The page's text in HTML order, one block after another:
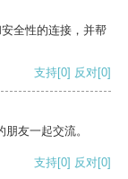
全性的连接，并帮
支持[0] 反对[0]
友一起交流。
支持[0] 反对[0]